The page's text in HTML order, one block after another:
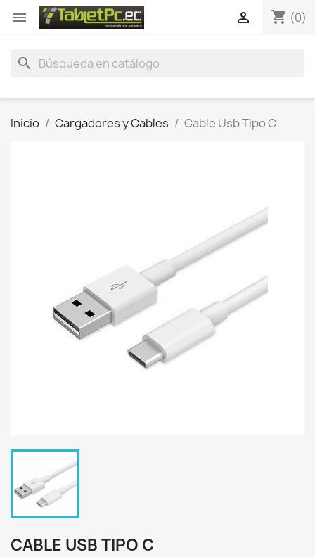
 shopping_cart (0)

search
Inicio Cargadores y Cables Cable Usb Tipo C
CABLE USB TIPO C